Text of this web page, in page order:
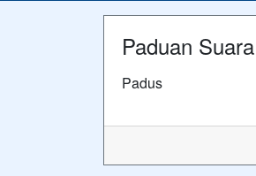
Paduan Suara
Padus